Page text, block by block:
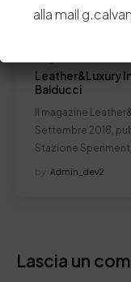
Leather&Luxury
Balducci
Il magazine
Settembre 2018,
Stazione
by Admin_dev2
Lascia un
alla mail